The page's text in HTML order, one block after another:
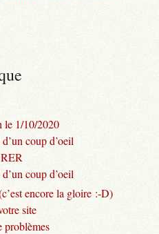
le 1/10/2020
coup d’oeil
coup d’oeil
encore la gloire :-D)
site
problèmes